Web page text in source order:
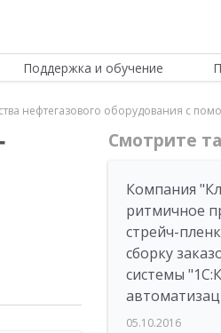
Поддержка и обучение
нефтегазового оборудования с
Смотрите
Компания
ритмичное
стрейч-
сборку
системы
05.10.2016